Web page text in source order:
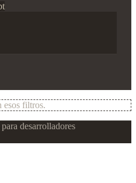
esos filtros.
desarrolladores